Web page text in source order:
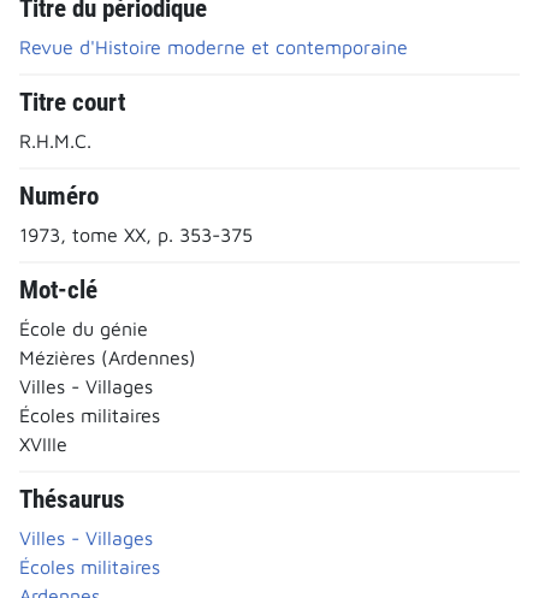
Titre du périodique
Revue d'Histoire moderne et contemporaine
Titre court
R.H.M.C.
Numéro
1973, tome XX, p. 353-375
Mot-clé
École du génie
Mézières (Ardennes)
Villes - Villages
Écoles militaires
XVIIIe
Thésaurus
Villes - Villages
Écoles militaires